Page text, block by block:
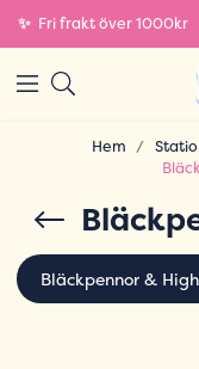
✨ Fri frakt över 1000kr
Hem
Bläckpennor &